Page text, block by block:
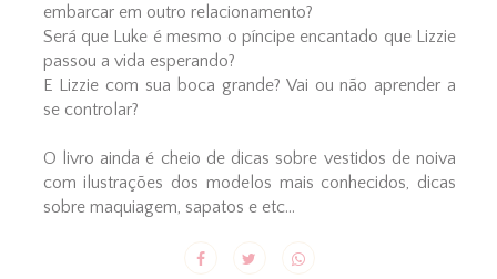
embarcar em outro relacionamento?
Será que Luke é mesmo o píncipe encantado que Lizzie
passou a vida esperando?
E Lizzie com sua boca grande? Vai ou não aprender a
se controlar?
O livro ainda é cheio de dicas sobre vestidos de noiva
com ilustrações dos modelos mais conhecidos, dicas
sobre maquiagem, sapatos e etc...